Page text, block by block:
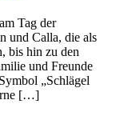
Tag der
und Calla, die als
bis hin zu den
und Freunde
„Schlägel
[…]